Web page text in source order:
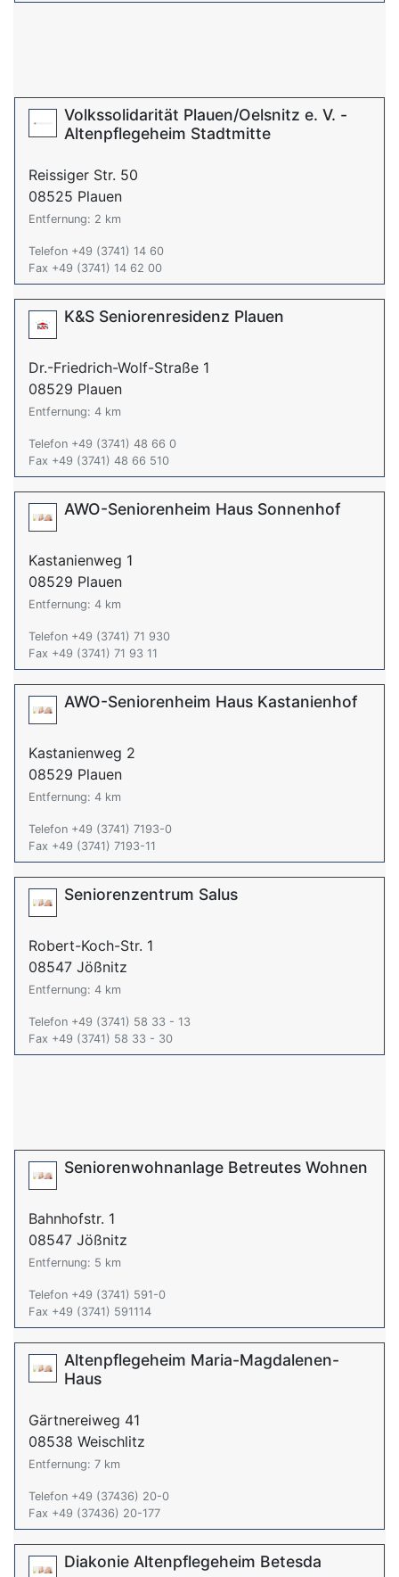
Volkssolidarität Plauen/Oelsnitz e. V. -
Altenpflegeheim Stadtmitte
Reissiger Str. 50
08525 Plauen
Entfernung: 2 km
Telefon +49 (3741) 14 60
Fax +49 (3741) 14 62 00
K&S Seniorenresidenz Plauen
Dr.-Friedrich-Wolf-Straße 1
08529 Plauen
Entfernung: 4 km
Telefon +49 (3741) 48 66 0
Fax +49 (3741) 48 66 510
AWO-Seniorenheim Haus Sonnenhof
Kastanienweg 1
08529 Plauen
Entfernung: 4 km
Telefon +49 (3741) 71 930
Fax +49 (3741) 71 93 11
AWO-Seniorenheim Haus Kastanienhof
Kastanienweg 2
08529 Plauen
Entfernung: 4 km
Telefon +49 (3741) 7193-0
Fax +49 (3741) 7193-11
Seniorenzentrum Salus
Robert-Koch-Str. 1
08547 Jößnitz
Entfernung: 4 km
Telefon +49 (3741) 58 33 - 13
Fax +49 (3741) 58 33 - 30
Seniorenwohnanlage Betreutes Wohnen
Bahnhofstr. 1
08547 Jößnitz
Entfernung: 5 km
Telefon +49 (3741) 591-0
Fax +49 (3741) 591114
Altenpflegeheim Maria-Magdalenen-
Haus
Gärtnereiweg 41
08538 Weischlitz
Entfernung: 7 km
Telefon +49 (37436) 20-0
Fax +49 (37436) 20-177
Diakonie Altenpflegeheim Betesda